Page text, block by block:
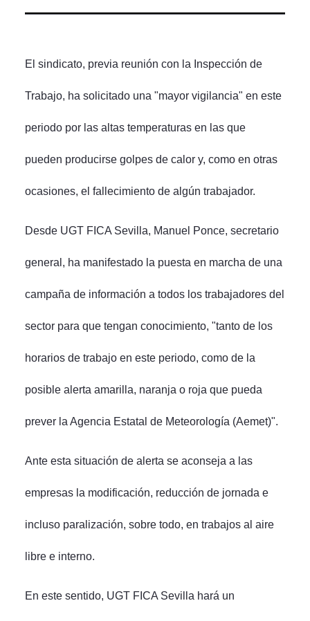
El sindicato, previa reunión con la Inspección de
Trabajo, ha solicitado una "mayor vigilancia" en este
periodo por las altas temperaturas en las que
pueden producirse golpes de calor y, como en otras
ocasiones, el fallecimiento de algún trabajador.
Desde UGT FICA Sevilla, Manuel Ponce, secretario
general, ha manifestado la puesta en marcha de una
campaña de información a todos los trabajadores del
sector para que tengan conocimiento, "tanto de los
horarios de trabajo en este periodo, como de la
posible alerta amarilla, naranja o roja que pueda
prever la Agencia Estatal de Meteorología (Aemet)".
Ante esta situación de alerta se aconseja a las
empresas la modificación, reducción de jornada e
incluso paralización, sobre todo, en trabajos al aire
libre e interno.
En este sentido, UGT FICA Sevilla hará un